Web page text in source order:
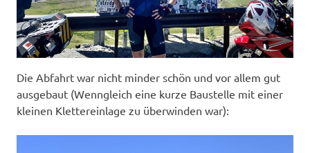
Die Abfahrt war nicht minder schön und vor allem gut
ausgebaut (Wenngleich eine kurze Baustelle mit einer
kleinen Klettereinlage zu überwinden war):